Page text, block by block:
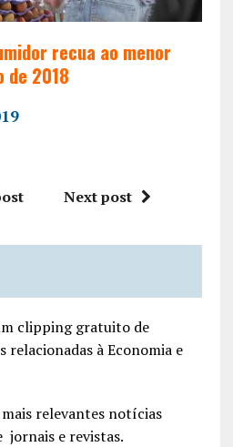
recua ao menor
de 2018
Next post
clipping gratuito de
à Economia e
mais relevantes notícias
jornais e revistas.